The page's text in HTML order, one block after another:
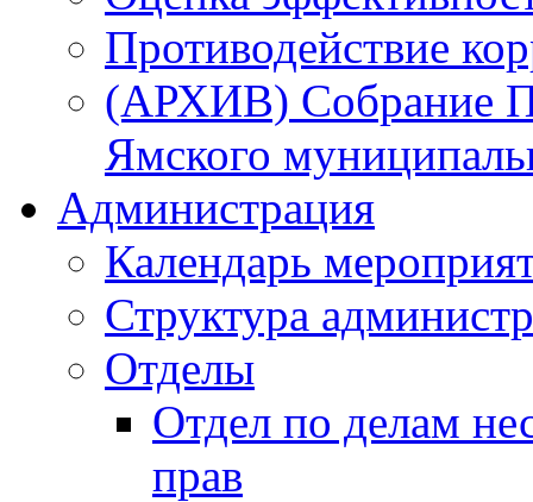
Противодействие
(АРХИВ) Собрание
Ямского
Администрация
Календарь
Структура
Отделы
Отдел по делам
прав